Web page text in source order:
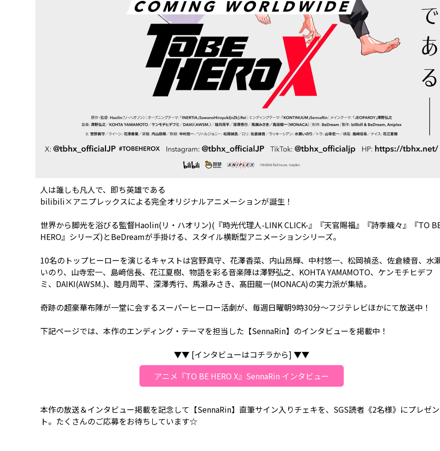
人は誰しも凡人で、即ち英雄である――
bilibili×アニプレックスによる完全オリジナルアニメーションが誕生！
世界から脚光を浴びる監督Haolin(リ・ハオリン)(『時光代理人-LINK CLICK-』『天官賜福』『詩季織々』『TO
HERO』シリーズ)とBeDreamが手掛ける、スタイル横断型アニメーションシリーズ。
10名のトップヒーローを演じるキャストは宮野真守、花澤香菜、内山昂輝、中村悠一、松岡禎丞、佐倉綾音、水
いのり、山寺宏一、島﨑信長、花江夏樹、物語を彩る音楽陣は澤野弘之、KOHTA YAMAMOTO、ケンモチヒデフ
ミ、DAIKI(AWSM.)、睦月周平、深澤秀行、馬瀬みさき、髙田龍一(MONACA)の実力派が集結。
奇跡の超豪華布陣が一堂に会するスーパーヒーロー活劇が、毎週日曜朝9時30分〜フジテレビほかにて放送中！
下記ページでは、本作のエンディング・テーマを担当した【SennaRin】のインタビューを掲載中！
▼▼ [インタビューはコチラから] ▼▼
アニメ『TO BE HERO X』SennaRin インタビュー
本作の放送＆インタビュー掲載を記念して【SennaRin】直筆サイン入りチェキを、SGS読者《2名様》にプレゼン
ト。たくさんのご応募をお待ちしています☆